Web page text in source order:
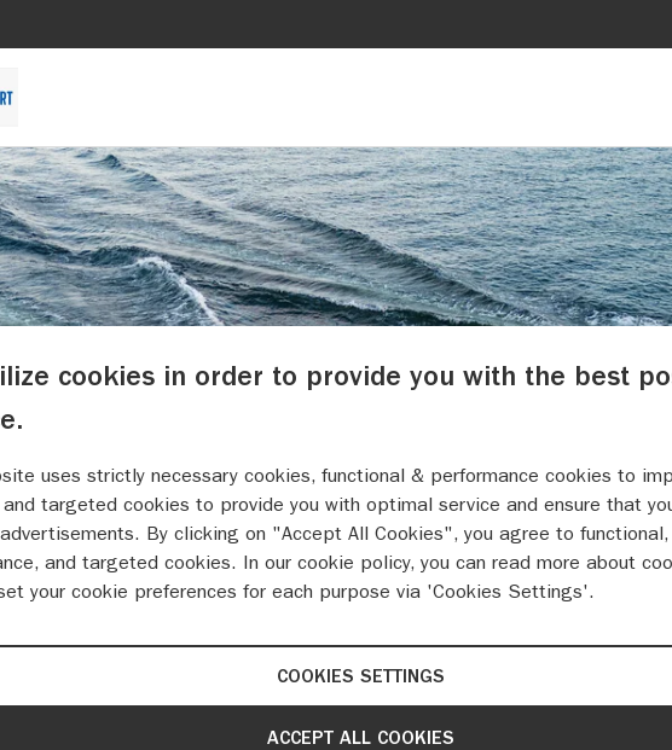
P&S
Hardweg 10
cookies in order to provide you with the best
uses strictly necessary cookies, functional & performance cookies to
targeted cookies to provide you with optimal service and ensure that
By clicking on "Accept All Cookies", you agree to functional,
and targeted cookies. In our cookie policy, you can read more about
your cookie preferences for each purpose via 'Cookies Settings'.
COOKIES SETTINGS
ACCEPT ALL COOKIES